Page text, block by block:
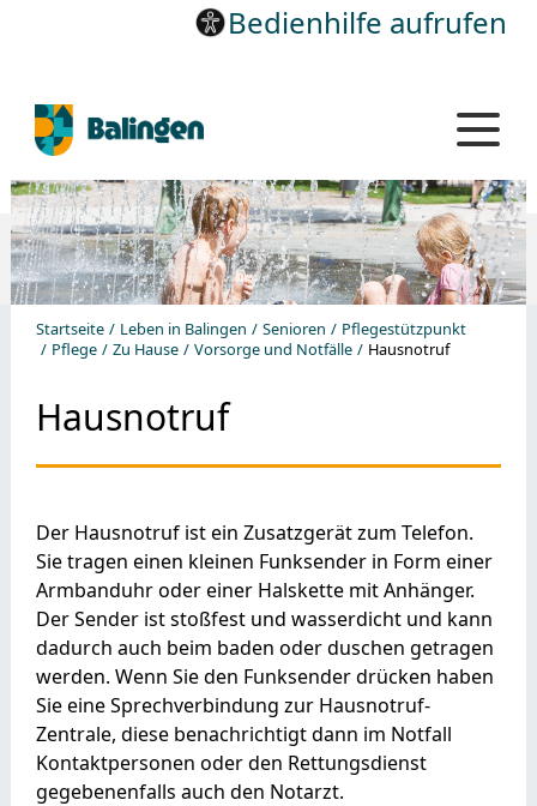
Bedienhilfe aufrufen
Startseite Leben in Balingen Senioren
Pflegestützpunkt
Pflege
Zu Hause Vorsorge und Notfälle Hausnotruf
Hausnotruf
Der Hausnotruf ist ein Zusatzgerät zum Telefon.
Sie tragen einen kleinen Funksender in Form einer
Armbanduhr oder einer Halskette mit Anhänger.
Der Sender ist stoßfest und wasserdicht und kann
dadurch auch beim baden oder duschen getragen
werden. Wenn Sie den Funksender drücken haben
Sie eine Sprechverbindung zur Hausnotruf-
Zentrale, diese benachrichtigt dann im Notfall
Kontaktpersonen oder den Rettungsdienst
gegebenenfalls auch den Notarzt.